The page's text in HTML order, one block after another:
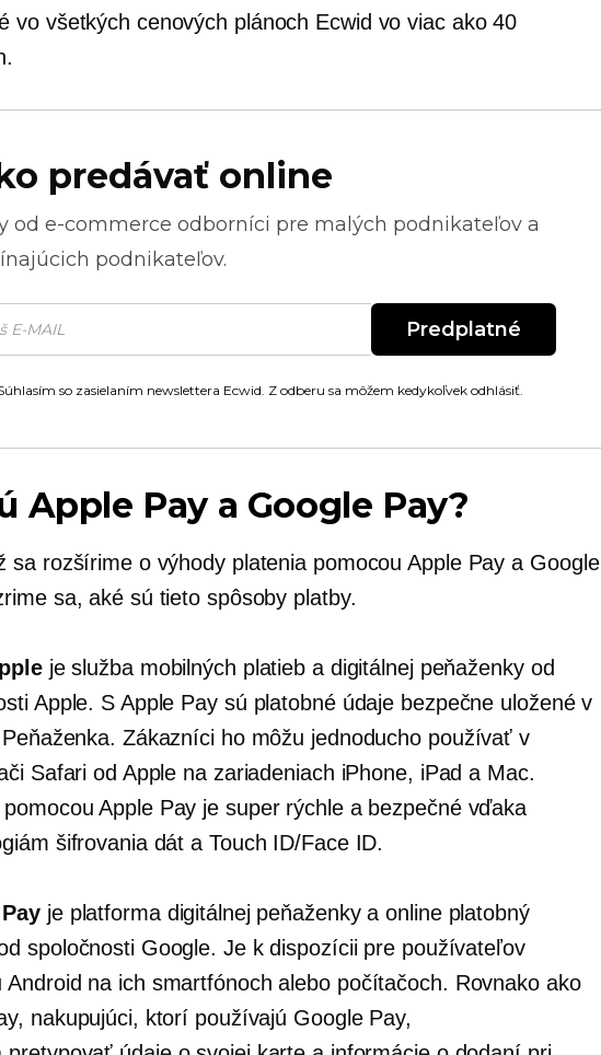
vo všetkých cenových plánoch Ecwid vo viac ako 40
predávať online
od e-commerce odborníci pre malých podnikateľov a
podnikateľov.
Predplatné
so zasielaním newslettera Ecwid. Z odberu sa môžem kedykoľvek odhlásiť.
Apple Pay a Google Pay?
sa rozšírime o výhody platenia pomocou Apple Pay a Google
sa, aké sú tieto spôsoby platby.
je služba mobilných platieb a digitálnej peňaženky od
Apple. S Apple Pay sú platobné údaje bezpečne uložené v
Zákazníci ho môžu jednoducho používať v
Safari od Apple na zariadeniach iPhone, iPad a Mac.
pomocou Apple Pay je super rýchle a bezpečné vďaka
šifrovania dát a Touch ID/Face ID.
je platforma digitálnej peňaženky a online platobný
spoločnosti Google. Je k dispozícii pre používateľov
Android na ich smartfónoch alebo počítačoch. Rovnako ako
nakupujúci, ktorí používajú Google Pay,